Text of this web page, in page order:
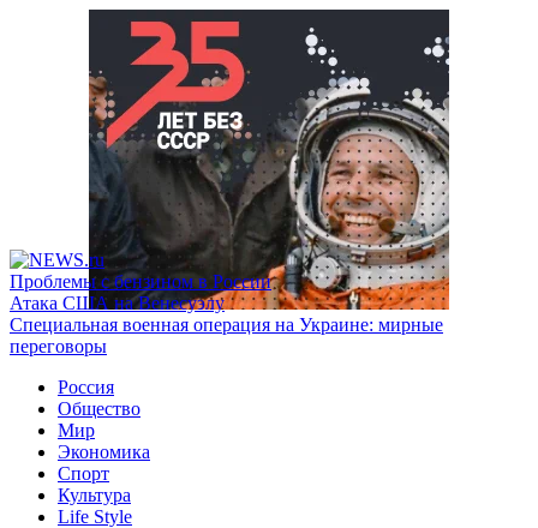
Проблемы с бензином в России
Атака США на Венесуэлу
Специальная военная операция на Украине: мирные
переговоры
Россия
Общество
Мир
Экономика
Спорт
Культура
Life Style